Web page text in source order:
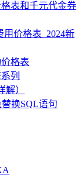
表和千元代金券
价格表_2024新
格表
列
）
换SQL语句